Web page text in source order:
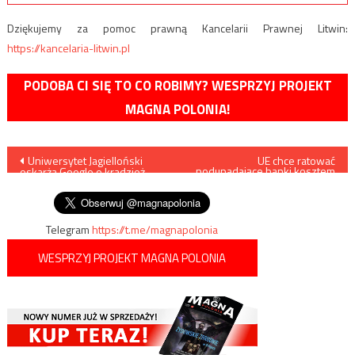
Dziękujemy za pomoc prawną Kancelarii Prawnej Litwin:
https://kancelaria-litwin.pl
PODOBA CI SIĘ TO CO ROBIMY? WESPRZYJ PROJEKT
MAGNA POLONIA!
Nawigacja
wpisu
Uniwersytet Jagielloński
oskarża Google o kradzież
UE chce ratować
podupadające banki kosztem
Telegramhttps://t.me/magnapolonia
WESPRZYJ PROJEKT MAGNA POLONIA